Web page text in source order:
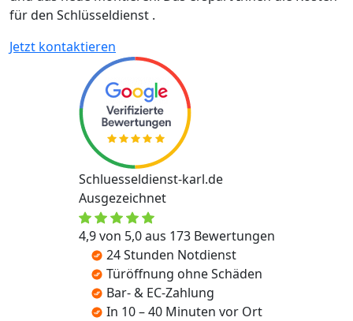
für den Schlüsseldienst .
Jetzt kontaktieren
Schluesseldienst-karl.de
Ausgezeichnet
4,9 von 5,0 aus 173 Bewertungen
24 Stunden Notdienst
Türöffnung ohne Schäden
Bar- & EC-Zahlung
In 10 – 40 Minuten vor Ort